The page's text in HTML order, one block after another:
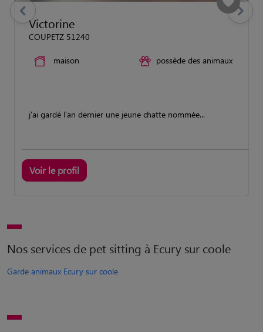
Victorine
COUPETZ 51240
maison possède des animaux
j'ai gardé l'an dernier une jeune chatte nommée...
Voir le profil
previous Suivant
Nos services de pet sitting à Ecury sur coole
Garde animaux Ecury sur coole